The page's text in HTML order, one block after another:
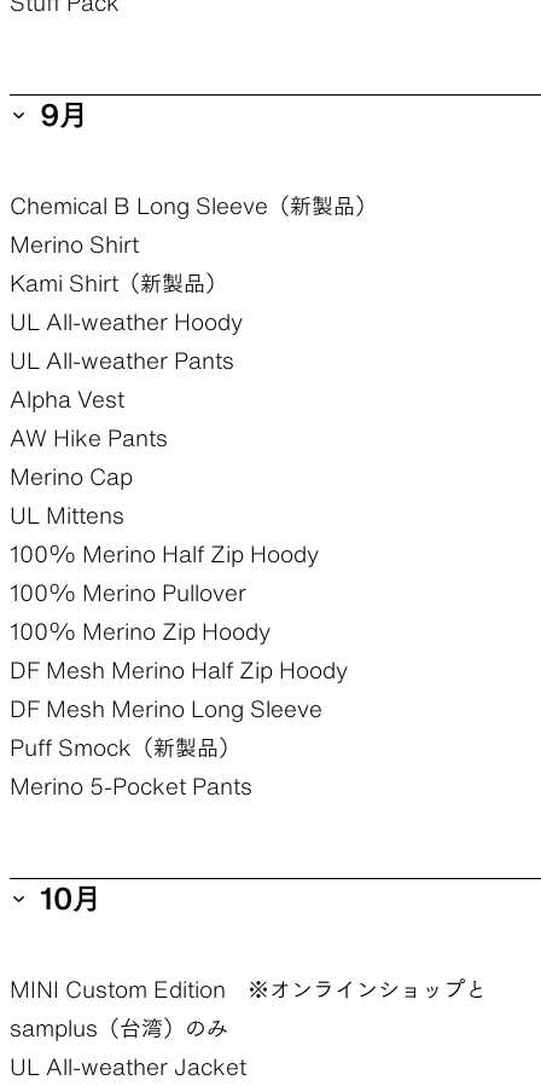
9月
Chemical B Long Sleeve（新製品）
Merino Shirt
Kami Shirt（新製品）
UL All-weather Hoody
UL All-weather Pants
Alpha Vest
AW Hike Pants
Merino Cap
UL Mittens
100% Merino Half Zip Hoody
100% Merino Pullover
100% Merino Zip Hoody
DF Mesh Merino Half Zip Hoody
DF Mesh Merino Long Sleeve
Puff Smock（新製品）
Merino 5-Pocket Pants
10月
MINI Custom Edition ※オンラインショップと
samplus（台湾）のみ
UL All-weather Jacket